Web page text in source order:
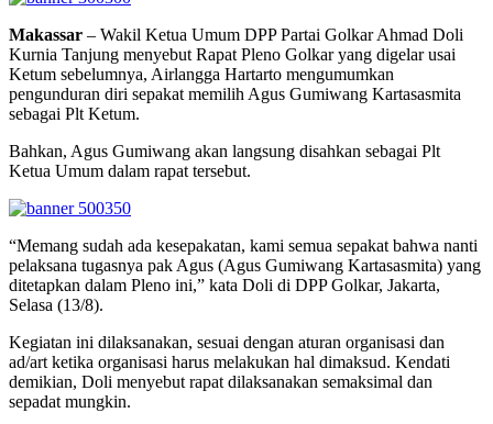
Makassar – Wakil Ketua Umum DPP Partai Golkar Ahmad Doli
Kurnia Tanjung menyebut Rapat Pleno Golkar yang digelar usai
Ketum sebelumnya, Airlangga Hartarto mengumumkan
pengunduran diri sepakat memilih Agus Gumiwang Kartasasmita
sebagai Plt Ketum.
Bahkan, Agus Gumiwang akan langsung disahkan sebagai Plt
Ketua Umum dalam rapat tersebut.
“Memang sudah ada kesepakatan, kami semua sepakat bahwa nanti
pelaksana tugasnya pak Agus (Agus Gumiwang Kartasasmita) yang
ditetapkan dalam Pleno ini,” kata Doli di DPP Golkar, Jakarta,
Selasa (13/8).
Kegiatan ini dilaksanakan, sesuai dengan aturan organisasi dan
ad/art ketika organisasi harus melakukan hal dimaksud. Kendati
demikian, Doli menyebut rapat dilaksanakan semaksimal dan
sepadat mungkin.